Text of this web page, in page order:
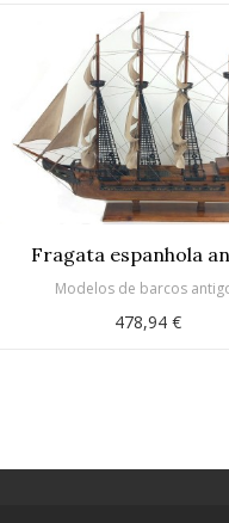
Fragata espanhola
Modelos de barcos
478,94 €